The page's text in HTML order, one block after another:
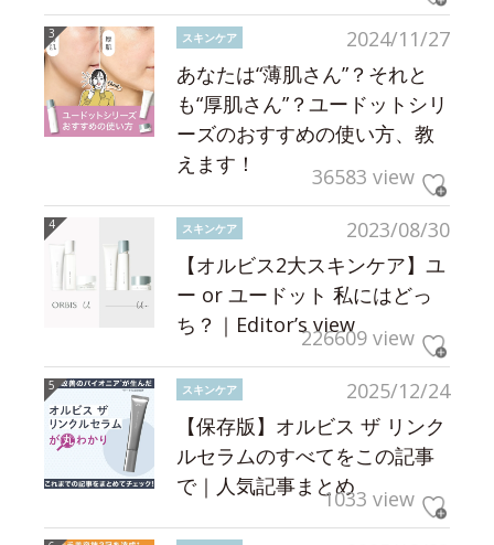
2024/11/27
スキンケア
あなたは“薄肌さん”？それと
も“厚肌さん”？ユードットシリ
ーズのおすすめの使い方、教
えます！
36583 view
2023/08/30
スキンケア
【オルビス2大スキンケア】ユ
ー or ユードット 私にはどっ
ち？｜Editor’s view226609 view
2025/12/24
スキンケア
【保存版】オルビス ザ リンク
ルセラムのすべてをこの記事
で｜人気記事まとめ1033 view